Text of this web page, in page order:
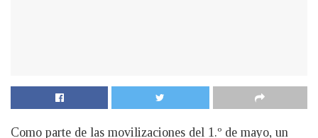
Como parte de las movilizaciones del 1.º de mayo, un